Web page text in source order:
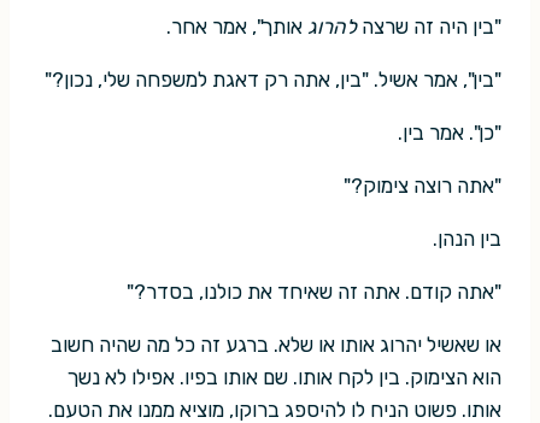
"בין היה זה שרצהלהרוג אותך", אמר אחר.
"בין", אמר אשיל. "בין, אתה רק דאגת למשפחה שלי, נכון?"
"כן". אמר בין.
"אתה רוצה צימוק?"
בין הנהן.
"אתה קודם. אתה זה שאיחד את כולנו, בסדר?"
או שאשיל יהרוג אותו או שלא. ברגע זה כל מה שהיה חשוב
הוא הצימוק. בין לקח אותו. שם אותו בפיו. אפילו לא נשך
אותו. פשוט הניח לו להיספג ברוקו, מוציא ממנו את הטעם.